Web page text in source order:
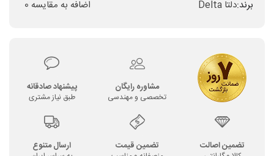
برند:دلتا Delta اضافه به مقایسه 0
مشاوره رایگان
تخصصی و مهندسی
پیشنهاد صادقانه
طبق نیاز مشتری
تضمین اصالت تضمین قیمت ارسال متنوع